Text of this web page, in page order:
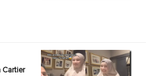
Cartier